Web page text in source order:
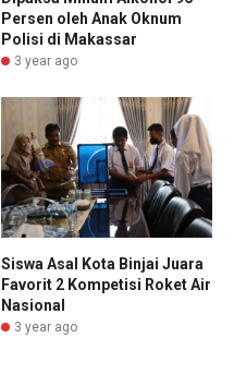
Persen oleh Anak Oknum
Polisi di Makassar
3 year ago
Siswa Asal Kota Binjai Juara
Favorit 2 Kompetisi Roket Air
Nasional
3 year ago